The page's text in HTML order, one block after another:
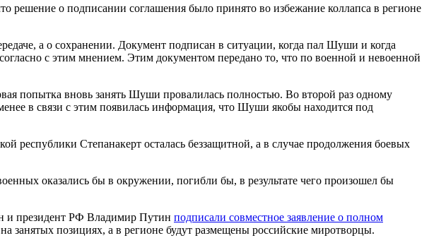
о подписании соглашения было принято во избежание коллапса в регионе
а о сохранении. Документ подписан в ситуации, когда пал Шуши и когда
с этим мнением. Этим документом передано то, что по военной и невоенной
попытка вновь занять Шуши провалилась полностью. Во второй раз одному
в связи с этим появилась информация, что Шуши якобы находится под
республики Степанакерт осталась беззащитной, а в случае продолжения боевых
оказались бы в окружении, погибли бы, в результате чего произошел бы
и президент РФ Владимир Путин подписали совместное заявление о полном
занятых позициях, а в регионе будут размещены российские миротворцы.